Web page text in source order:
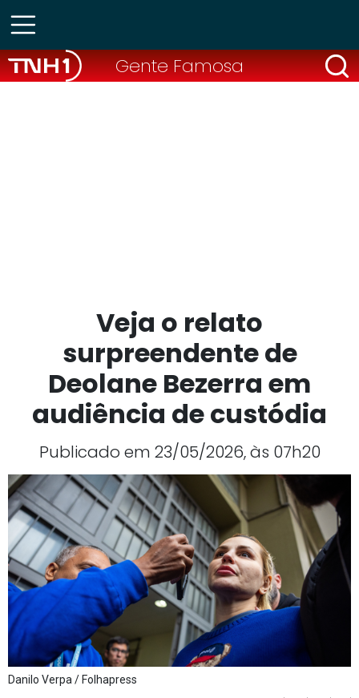
Gente Famosa
Veja o relato
surpreendente de
Deolane Bezerra em
audiência de custódia
Publicado em 23/05/2026, às 07h20
Danilo Verpa / Folhapress